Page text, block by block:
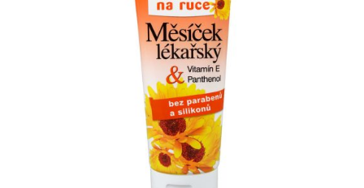
nechtíkom
lekárskym